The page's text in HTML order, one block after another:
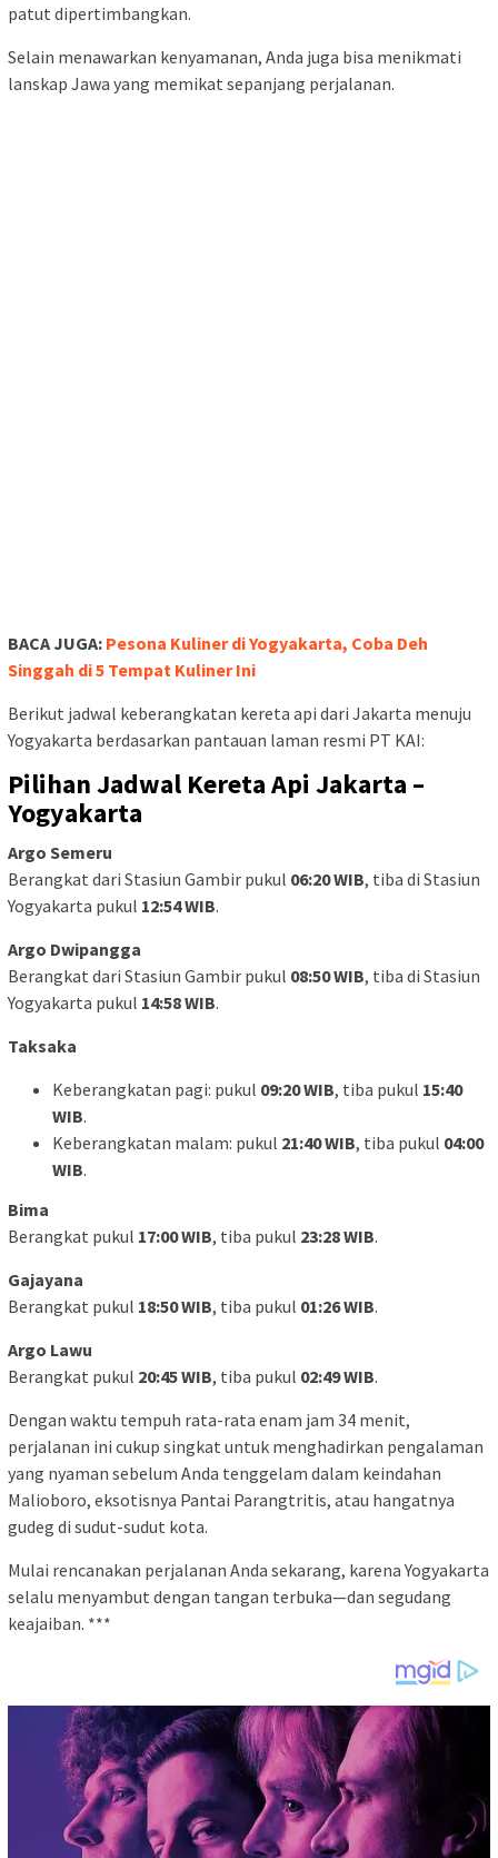
patut dipertimbangkan.
Selain menawarkan kenyamanan, Anda juga bisa menikmati
lanskap Jawa yang memikat sepanjang perjalanan.
BACA JUGA: Pesona Kuliner di Yogyakarta, Coba Deh
Singgah di 5 Tempat Kuliner Ini
Berikut jadwal keberangkatan kereta api dari Jakarta menuju
Yogyakarta berdasarkan pantauan laman resmi PT KAI:
Pilihan Jadwal Kereta Api Jakarta –
Yogyakarta
Argo Semeru
Berangkat dari Stasiun Gambir pukul 06:20 WIB, tiba di Stasiun
Yogyakarta pukul 12:54 WIB.
Argo Dwipangga
Berangkat dari Stasiun Gambir pukul 08:50 WIB, tiba di Stasiun
Yogyakarta pukul 14:58 WIB.
Taksaka
Keberangkatan pagi: pukul 09:20 WIB, tiba pukul 15:40
WIB.
Keberangkatan malam: pukul 21:40 WIB, tiba pukul 04:00
WIB.
Bima
Berangkat pukul 17:00 WIB, tiba pukul 23:28 WIB.
Gajayana
Berangkat pukul 18:50 WIB, tiba pukul 01:26 WIB.
Argo Lawu
Berangkat pukul 20:45 WIB, tiba pukul 02:49 WIB.
Dengan waktu tempuh rata-rata enam jam 34 menit,
perjalanan ini cukup singkat untuk menghadirkan pengalaman
yang nyaman sebelum Anda tenggelam dalam keindahan
Malioboro, eksotisnya Pantai Parangtritis, atau hangatnya
gudeg di sudut-sudut kota.
Mulai rencanakan perjalanan Anda sekarang, karena Yogyakarta
selalu menyambut dengan tangan terbuka—dan segudang
keajaiban. ***